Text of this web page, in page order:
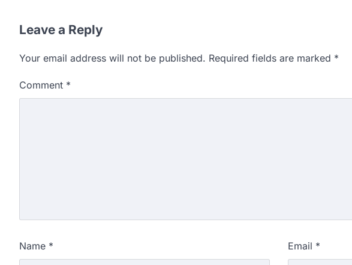
Leave a Reply
Your email address will not be published. Required fields are marked *
Comment *
Name * Email *